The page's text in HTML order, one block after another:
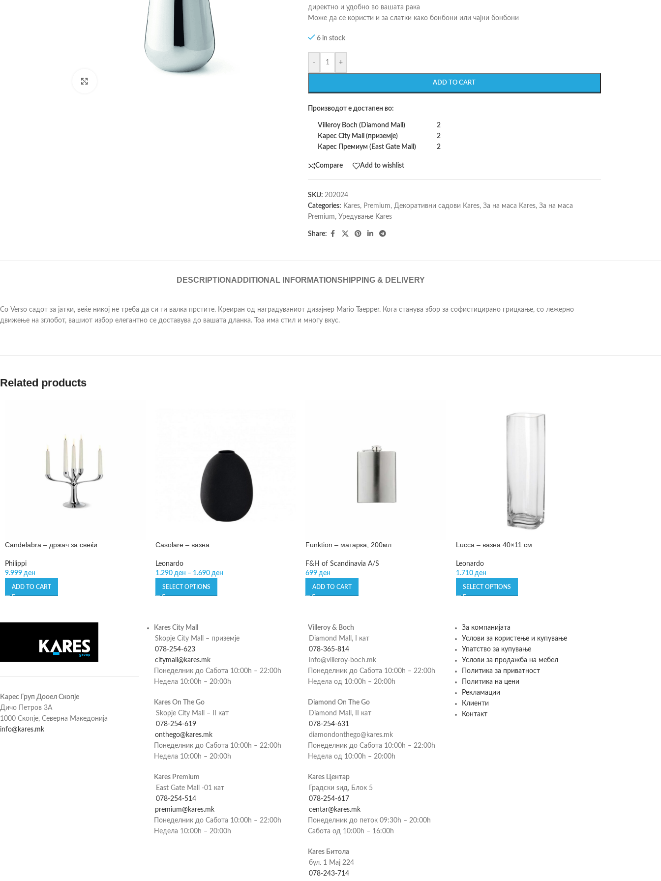
директно и удобно во вашата рака
Може да се користи и за слатки како бонбони или чајни бонбони
6 in stock
- +
ADD TO CART
Производот е достапен во:
Villeroy Boch (Diamond Mall)
2
Карес City Mall (приземје)
2
Карес Премиум (East Gate Mall)
2
Compare Add to wishlist
SKU: 202024
Categories: Kares, Premium, Декоративни садови Kares, За на маса Kares, За на маса
Premium, Уредување Kares
Share:
DESCRIPTION ADDITIONAL INFORMATIONSHIPPING & DELIVERY
Со Verso садoт за јатки, веќе никој не треба да си ги валка прстите. Креиран од наградуваниот дизајнер Mario Taepper. Кога станува збор за софистицирано грицкање, со лежерно
движење на зглобот, вашиот избор елегантно се доставува до вашата дланка. Тоа има стил и многу вкус.
Related products
Candelabra – држач за свеќи
Philippi
9.999 ден
ADD TO CART
Casolare – вазна
Leonardo
1.290 ден – 1.690 ден
SELECT OPTIONS
Funktion – матарка, 200мл
F&H of Scandinavia A/S
699 ден
ADD TO CART
Lucca – вазна 40×11 см
Leonardo
1.710 ден
SELECT OPTIONS
Карес Груп Дооел Скопје
Дичо Петров 3А
1000 Скопје, Северна Македонија
info@kares.mk
Kares City Mall
Skopje City Mall – приземје
078-254-623
citymall@kares.mk
Понеделник до Сабота 10:00h – 22:00h
Недела 10:00h – 20:00h
Kares On The Go
Skopje City Mall – II кат
078-254-619
onthego@kares.mk
Понеделник до Сабота 10:00h – 22:00h
Недела 10:00h – 20:00h
Kares Premium
East Gate Mall -01 кат
078-254-514
premium@kares.mk
Понеделник до Сабота 10:00h – 22:00h
Недела 10:00h – 20:00h
Villeroy & Boch
Diamond Mall, I кат
078-365-814
info@villeroy-boch.mk
Понеделник до Сабота 10:00h – 22:00h
Недела од 10:00h – 20:00h
Diamond On The Go
Diamond Mall, II кат
078-254-631
diamondonthego@kares.mk
Понеделник до Сабота 10:00h – 22:00h
Недела од 10:00h – 20:00h
Kares Центар
Градски ѕид, Блок 5
078-254-617
centar@kares.mk
Понеделник до петок 09:30h – 20:00h
Сабота од 10:00h – 16:00h
Kares Битола
бул. 1 Мај 224
078-243-714
За компанијата
Услови за користење и купување
Упатство за купување
Услови за продажба на мебел
Политика за приватност
Политика на цени
Рекламации
Клиенти
Контакт